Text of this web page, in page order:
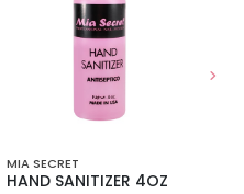
MIA SECRET
HAND SANITIZER 4OZ